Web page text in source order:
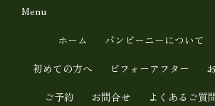
t
b
e
Menu
ホーム バンビーニーについて
初めての方へ
ビフォーアフター
ご予約
お問合せ よくあるご質